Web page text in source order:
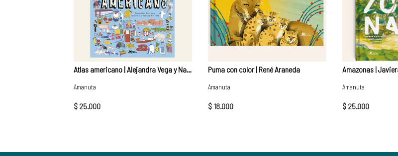
Atlas americano | Alejandra Vega y Natalia Vega
Amanuta
$ 25.000
Puma con color | René Araneda
Amanuta
$ 18.000
Amanuta
$ 25.000